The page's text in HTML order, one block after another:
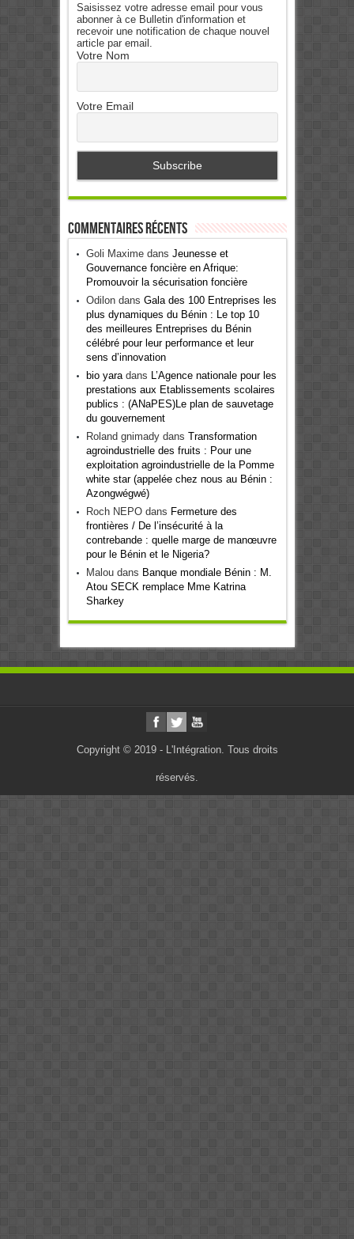
Saisissez votre adresse email pour vous
abonner à ce Bulletin d'information et
recevoir une notification de chaque nouvel
article par email.
Votre Nom
Votre Email
Commentaires récents
Goli Maximedans Jeunesse et
Gouvernance foncière en Afrique:
Promouvoir la sécurisation foncière
Odilondans Gala des 100 Entreprises les
plus dynamiques du Bénin : Le top 10
des meilleures Entreprises du Bénin
célébré pour leur performance et leur
sens d’innovation
bio yaradans
L’Agence nationale pour les
prestations aux Etablissements scolaires
publics : (ANaPES)Le plan de sauvetage
du gouvernement
Roland gnimadydans Transformation
agroindustrielle des fruits : Pour une
exploitation agroindustrielle de la Pomme
white star (appelée chez nous au Bénin :
Azongwégwé)
Roch NEPOdans Fermeture des
frontières / De l’insécurité à la
contrebande : quelle marge de manœuvre
pour le Bénin et le Nigeria?
Maloudans Banque mondiale Bénin : M.
Atou SECK remplace Mme Katrina
Sharkey
Copyright © 2019 - L'Intégration. Tous droits
réservés.